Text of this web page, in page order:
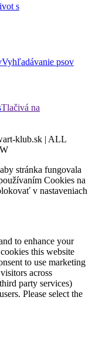
s
Vyhľadávanie psov
Tlačivá na
klub.sk | ALL
stránka fungovala
Cookies na
v nastaveniach
to enhance your
this website
to use marketing
across
party services)
Please select the